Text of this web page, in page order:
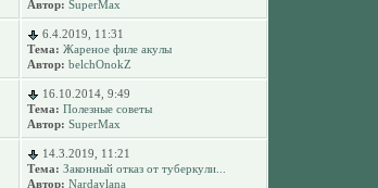
Автор: SuperMax
6.4.2019, 11:31
Тема: Жареное филе акулы
Автор: belchOnokZ
16.10.2014, 9:49
Тема: Полезные советы
Автор: SuperMax
14.3.2019, 11:21
Тема: Законный отказ от туберкули...
Автор: Nardaylana